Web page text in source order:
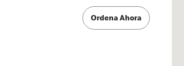
Ordena Ahora